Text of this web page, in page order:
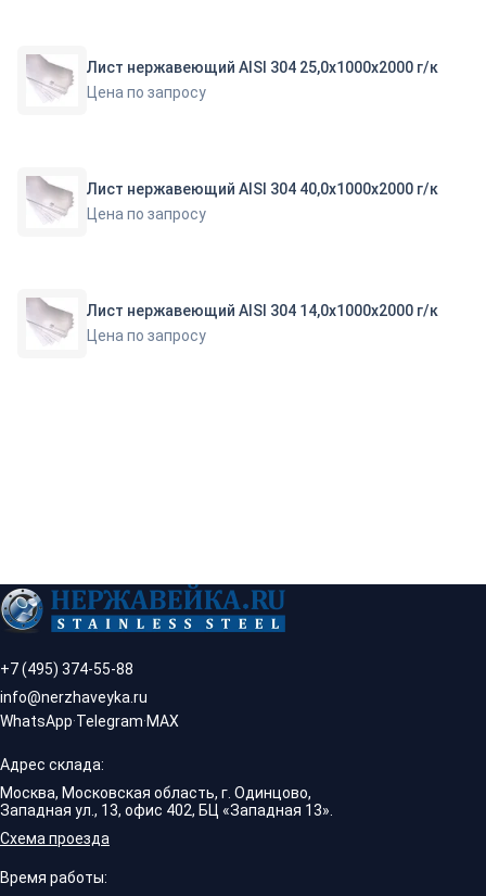
Лист нержавеющий AISI 304 25,0х1000х2000 г/к
Цена по запросу
Лист нержавеющий AISI 304 40,0х1000х2000 г/к
Цена по запросу
Лист нержавеющий AISI 304 14,0х1000х2000 г/к
Цена по запросу
+7 (495) 374-55-88
info@nerzhaveyka.ru
WhatsApp·Telegram·MAX
Адрес склада:
Москва, Московская область, г. Одинцово,
Западная ул., 13, офис 402, БЦ «Западная 13».
Схема проезда
Время работы: